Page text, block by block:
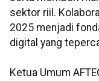
sektor riil.
2025 menjadi
digital yang
Ketua Umum